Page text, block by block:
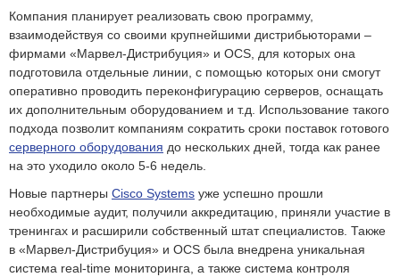
Компания планирует реализовать свою программу,
взаимодействуя со своими крупнейшими дистрибьюторами –
фирмами «Марвел-Дистрибуция» и OCS, для которых она
подготовила отдельные линии, с помощью которых они смогут
оперативно проводить переконфигурацию серверов, оснащать
их дополнительным оборудованием и т.д. Использование такого
подхода позволит компаниям сократить сроки поставок готового
серверного оборудования до нескольких дней, тогда как ранее
на это уходило около 5-6 недель.
Новые партнеры Cisco Systems уже успешно прошли
необходимые аудит, получили аккредитацию, приняли участие в
тренингах и расширили собственный штат специалистов. Также
в «Марвел-Дистрибуция» и OCS была внедрена уникальная
система real-time мониторинга, а также система контроля